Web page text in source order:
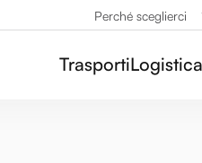
Perché sceglierci
TrasportiLogistica